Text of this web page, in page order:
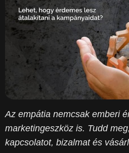
Az empátia nemcsak emberi
marketingeszköz is. Tudd
kapcsolatot, bizalmat és